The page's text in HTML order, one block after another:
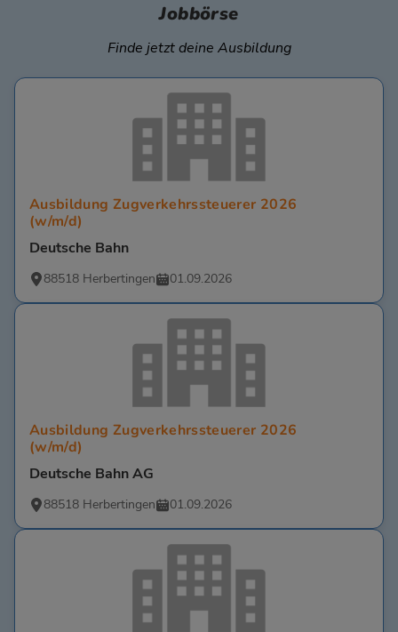
Jobbörse
Finde jetzt deine Ausbildung
Ausbildung Zugverkehrssteuerer 2026
(w/m/d)
Deutsche Bahn
88518 Herbertingen 01.09.2026
Ausbildung Zugverkehrssteuerer 2026
(w/m/d)
Deutsche Bahn AG
88518 Herbertingen 01.09.2026